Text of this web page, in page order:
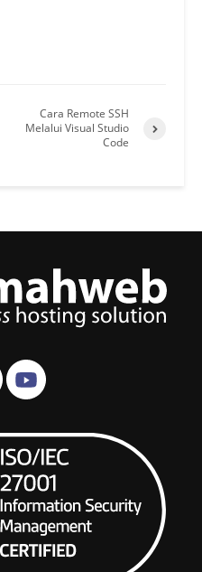
Cara Remote SSH
Melalui Visual Studio
Code